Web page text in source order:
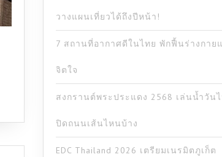
วางแผนเที่ยวได้ถึงปีหน้า!
7 สถานที่อากาศดีในไทย พักฟื้นร่างกาย
จิตใจ
สงกรานต์พระประแดง 2568 เล่นน้ำวัน
ปิดถนนเส้นไหนบ้าง
EDC Thailand 2026 เตรียมเนรมิตภูเก็ต